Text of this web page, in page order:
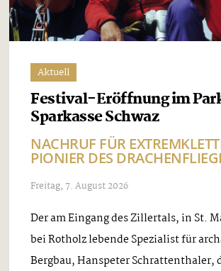
Aktuell
Festival-Eröffnung im
Sparkasse Schwaz
NACHRUF FÜR
PIONIER DES
Freitag, 7. August 2026
Der am Eingang des Zillertals, in St.
bei Rotholz lebende Spezialist für
Bergbau, Hanspeter Schrattenthaler,